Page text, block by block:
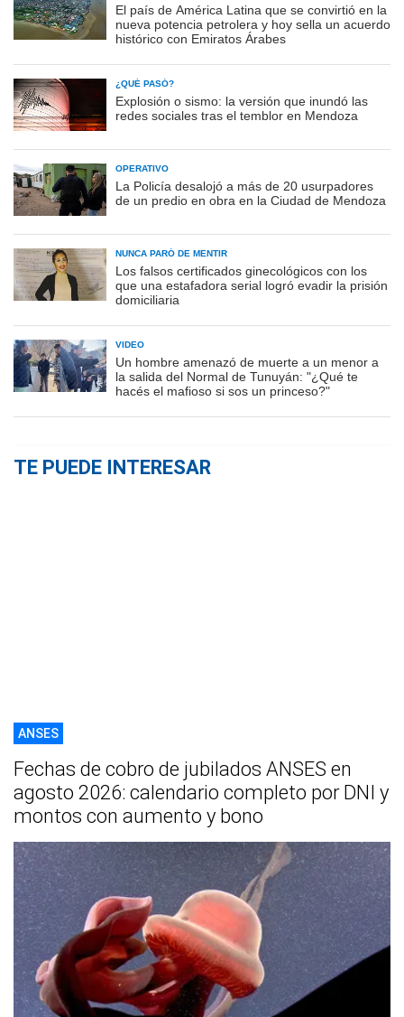
El país de América Latina que se convirtió en la
nueva potencia petrolera y hoy sella un acuerdo
histórico con Emiratos Árabes
¿QUÉ PASÓ?
Explosión o sismo: la versión que inundó las
redes sociales tras el temblor en Mendoza
OPERATIVO
La Policía desalojó a más de 20 usurpadores
de un predio en obra en la Ciudad de Mendoza
NUNCA PARÓ DE MENTIR
Los falsos certificados ginecológicos con los
que una estafadora serial logró evadir la prisión
domiciliaria
VIDEO
Un hombre amenazó de muerte a un menor a
la salida del Normal de Tunuyán: "¿Qué te
hacés el mafioso si sos un princeso?"
TE PUEDE INTERESAR
ANSES
Fechas de cobro de jubilados ANSES en
agosto 2026: calendario completo por DNI y
montos con aumento y bono